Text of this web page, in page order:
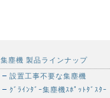
集塵機 製品ラインナップ
設置工事不要な集塵機
ｸﾞﾗｲﾝﾀﾞｰ集塵機ｽﾎﾟｯﾄﾀﾞｽﾀｰ